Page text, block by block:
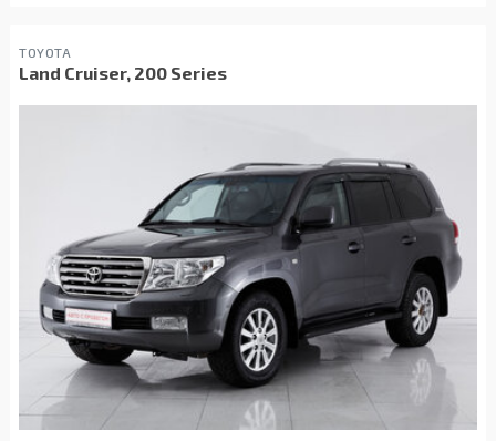
TOYOTA
Land Cruiser, 200 Series